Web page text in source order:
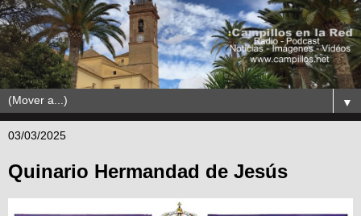
▼
03/03/2025
Quinario Hermandad de Jesús